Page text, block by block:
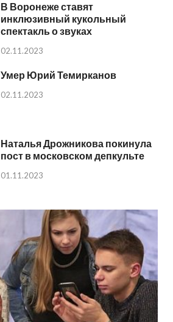
В Воронеже ставят
инклюзивный кукольный
спектакль о звуках
02.11.2023
Умер Юрий Темирканов
02.11.2023
Наталья Дрожникова покинула
пост в московском депкульте
01.11.2023